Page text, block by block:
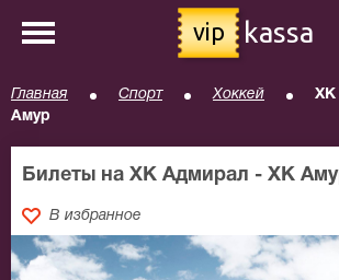
vip kassa
Главная Спорт Хоккей
ХК
Амур
Билеты на ХК Адмирал - ХК
В избранное